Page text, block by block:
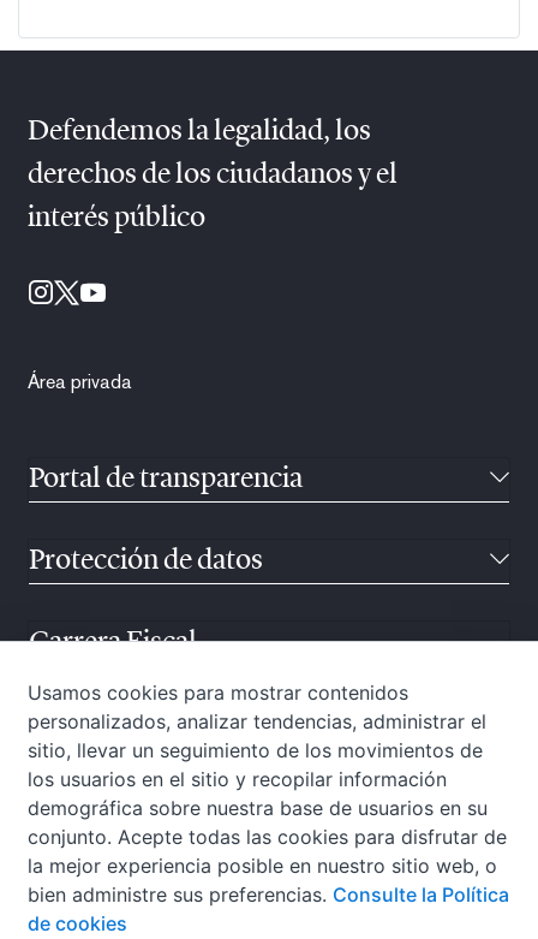
Defendemos la legalidad, los
derechos de los ciudadanos y el
interés público
Área privada
Portal de transparencia
Protección de datos
Carrera Fiscal
Atención ciudadana
Usamos cookies para mostrar contenidos
personalizados, analizar tendencias, administrar el
sitio, llevar un seguimiento de los movimientos de
los usuarios en el sitio y recopilar información
demográfica sobre nuestra base de usuarios en su
conjunto. Acepte todas las cookies para disfrutar de
la mejor experiencia posible en nuestro sitio web, o
bien administre sus preferencias. Consulte la Política
de cookies